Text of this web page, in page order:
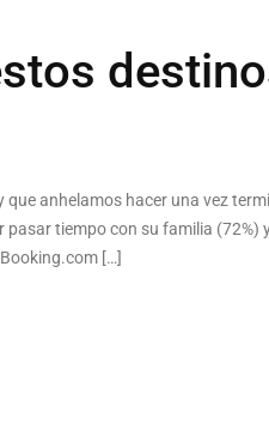
anhelamos hacer una vez
tiempo con su familia (72%)
[…]